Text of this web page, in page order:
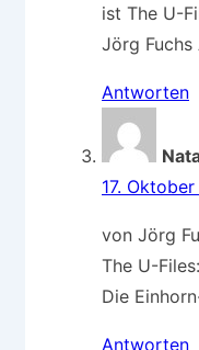
ist The U-
Jörg Fuchs
Antworten
17.
von Jörg
The U-Files:
Die
Antworten